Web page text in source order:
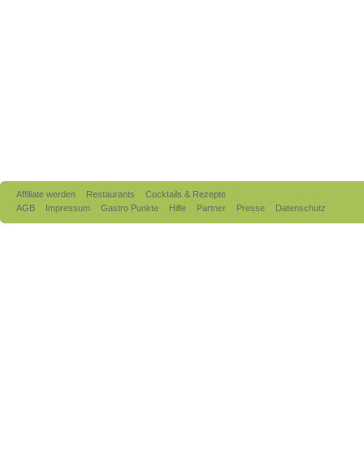
Affiliate werden Restaurants
Cocktails & Rezepte
AGB
Impressum Gastro Punkte Hilfe Partner Presse Datenschutz